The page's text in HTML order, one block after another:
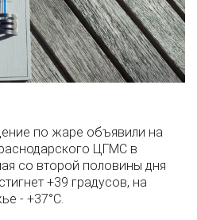
по жаре объявили на
ЦГМС в
со второй половины дня
+39 градусов, на
- +37°­С.